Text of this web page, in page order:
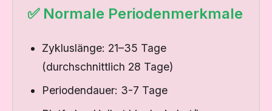
✅ Normale Periodenmerkmale
Zykluslänge: 21–35 Tage
(durchschnittlich 28 Tage)
Periodendauer: 3-7 Tage